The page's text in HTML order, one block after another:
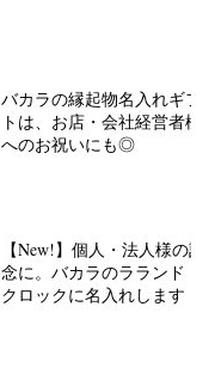
バカラの縁起物名入れギフ
トは、お店・会社経営者様
へのお祝いにも◎
【New!】個人・法人様の記
念に。バカラのラランド
クロックに名入れします